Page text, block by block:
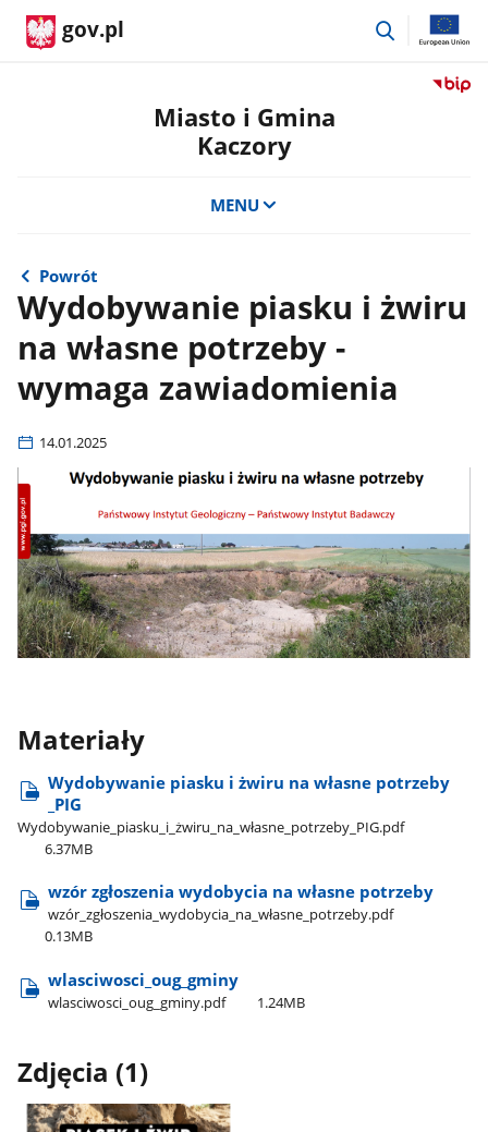
gov.pl
przejdź
Przejdź
Miasto i Gmina
Kaczory
MENU
Powrót
Wydobywanie piasku i żwiru
na własne potrzeby -
wymaga zawiadomienia
14.01.2025
Materiały
Wydobywanie piasku i żwiru na własne potrzeby​
_PIG
Wydobywanie​_piasku​_i​_żwiru​_na​_własne​_potrzeby​_PIG.pdf
6.37MB
wzór zgłoszenia wydobycia na własne potrzeby
wzór​_zgłoszenia​_wydobycia​_na​_własne​_potrzeby.pdf
0.13MB
wlasciwosci​_oug​_gminy
wlasciwosci​_oug​_gminy.pdf 1.24MB
Zdjęcia (1)